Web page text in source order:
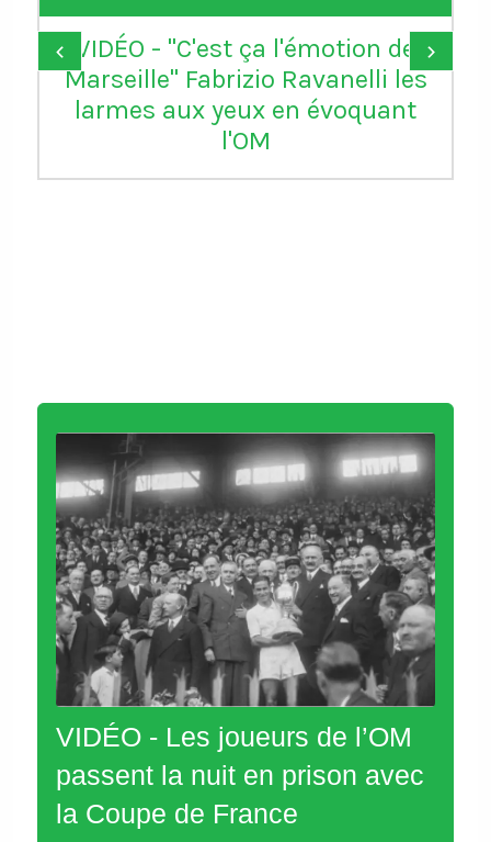
VIDÉO - "C'est ça l'émotion de
Marseille" Fabrizio Ravanelli les
larmes aux yeux en évoquant
l'OM
‹ ›
VIDÉO - Les joueurs de l’OM
passent la nuit en prison avec
la Coupe de France